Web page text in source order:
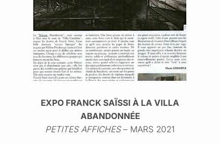
EXPO FRANCK SAÏSSI À LA VILLA
ABANDONNÉE
PETITES AFFICHES – MARS 2021